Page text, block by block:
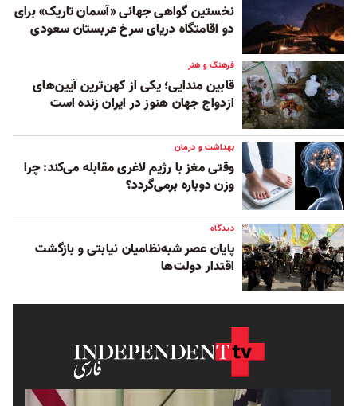
نخستین گواهی جهانی «آسمان تاریک» برای
دو اقامتگاه دریای سرخ عربستان سعودی
فرهنگ و هنر
قابین مندایی؛ یکی از کهن‌ترین آیین‌های
ازدواج جهان هنوز در ایران زنده است
بهداشت و درمان
وقتی مغز با رژیم لاغری مقابله می‌کند: چرا
وزن دوباره برمی‌گردد؟
دیدگاه
پایان عصر شبه‌نظامیان نیابتی و بازگشت
اقتدار دولت‌ها